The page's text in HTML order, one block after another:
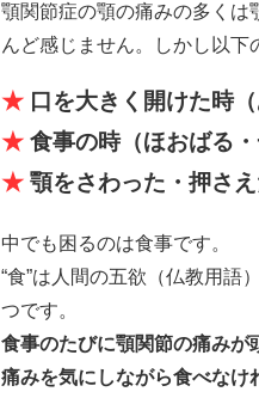
顎関節症の顎の痛みの多くは
んど感じません。しかし以下
★ 口を大きく開けた時
★ 食事の時（ほおばる・
★ 顎をさわった・押さえ
中でも困るのは食事です。
“食”は人間の五欲（仏教用語
つです。
食事のたびに顎関節の痛みが
痛みを気にしながら食べなけ